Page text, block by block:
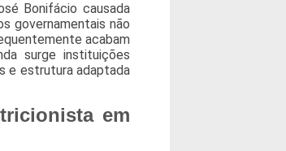
Bonifácio causada
governamentais não
acabam
surge instituições
e estrutura adaptada
em